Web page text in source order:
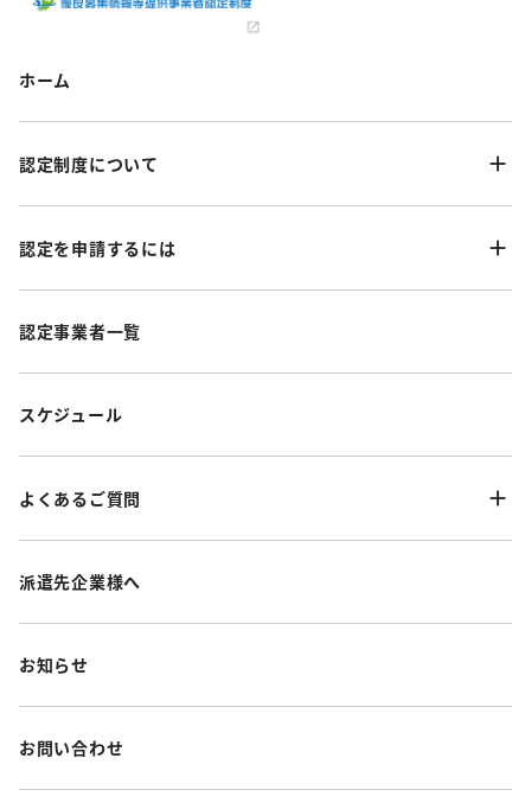
ホーム
認定制度について
認定を申請するには
認定事業者一覧
スケジュール
よくあるご質問
派遣先企業様へ
お知らせ
お問い合わせ